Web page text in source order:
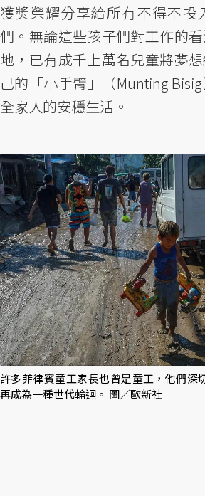
獲獎榮耀分享給所有不得不投
們。無論這些孩子們對工作的
地，已有成千上萬名兒童將夢
己的「小手臂」（Munting
全家人的安穩生活。
許多菲律賓童工家長也曾是童工，他們深
再成為一種世代輪迴。 圖／歐新社